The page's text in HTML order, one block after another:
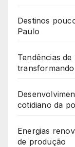
Destinos
Paulo
Tendências
cotidiano da
Energias
de produção